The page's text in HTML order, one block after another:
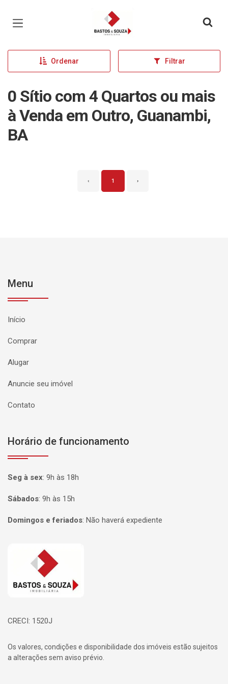
Página inicial
Ordenar Filtrar
0 Sítio com 4 Quartos ou mais
à Venda em Outro, Guanambi,
BA
‹ 1 ›
Menu
Início
Comprar
Alugar
Anuncie seu imóvel
Contato
Horário de funcionamento
Seg à sex: 9h às 18h
Sábados: 9h às 15h
Domingos e feriados: Não haverá expediente
Página inicial
CRECI: 1520J
Os valores, condições e disponibilidade dos imóveis estão sujeitos
a alterações sem aviso prévio.